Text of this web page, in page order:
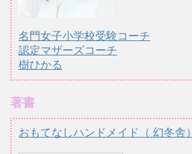
名門女子小学校受験コーチ
認定マザーズコーチ
樹ひかる
著書
おもてなしハンドメイド（ 幻冬舎）